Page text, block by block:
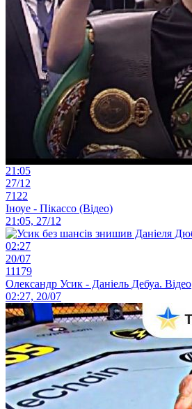
21:05
27/12
7122
Іноуе - Пікассо (Відео)
21:05, 27/12
02:27
20/07
11179
Олександр Усик - Даніель Дебуа. Відео
02:27, 20/07